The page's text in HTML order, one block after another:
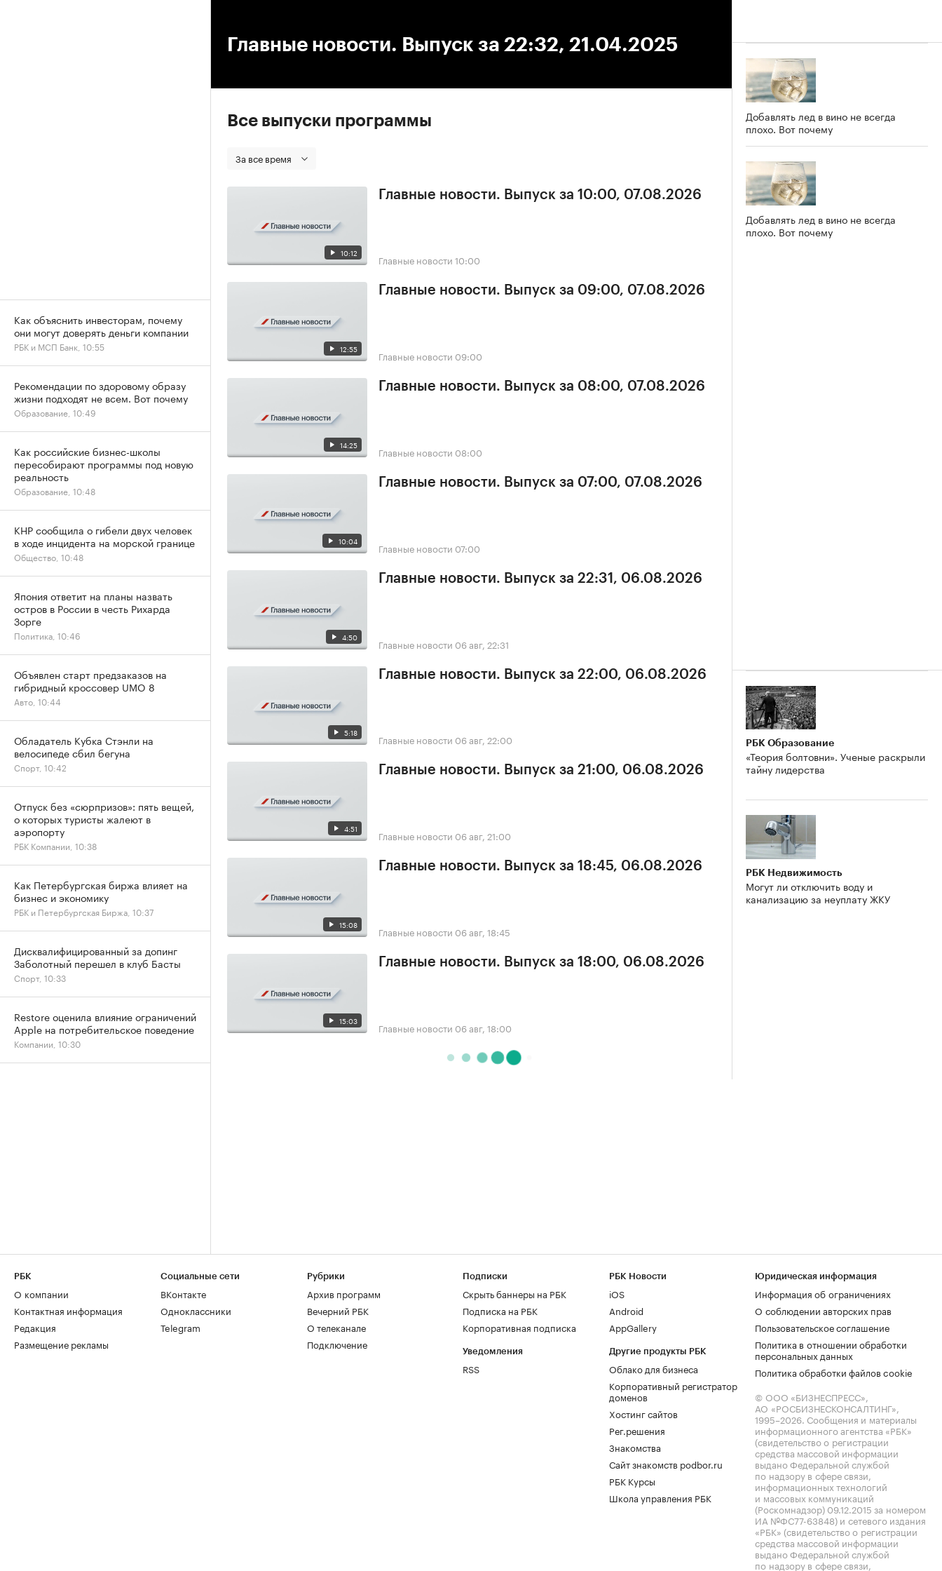
Главные новости. Выпуск за 22:32, 21.04.2025
Все выпуски программы
За все время
10:12
Главные новости. Выпуск за 10:00, 07.08.2026
Главные новости 10:00
12:55
Главные новости. Выпуск за 09:00, 07.08.2026
Главные новости 09:00
14:25
Главные новости. Выпуск за 08:00, 07.08.2026
Главные новости 08:00
10:04
Главные новости. Выпуск за 07:00, 07.08.2026
Главные новости 07:00
4:50
Главные новости. Выпуск за 22:31, 06.08.2026
Главные новости 06 авг, 22:31
5:18
Главные новости. Выпуск за 22:00, 06.08.2026
Главные новости 06 авг, 22:00
4:51
Главные новости. Выпуск за 21:00, 06.08.2026
Главные новости 06 авг, 21:00
15:08
Главные новости. Выпуск за 18:45, 06.08.2026
Главные новости 06 авг, 18:45
15:03
Главные новости. Выпуск за 18:00, 06.08.2026
Главные новости 06 авг, 18:00
Добавлять лед в вино не всегда
плохо. Вот почему
Добавлять лед в вино не всегда
плохо. Вот почему
РБК Образование
«Теория болтовни». Ученые раскрыли
тайну лидерства
РБК Недвижимость
Могут ли отключить воду и
канализацию за неуплату ЖКУ
Как объяснить инвесторам, почему
они могут доверять деньги компании
РБК и МСП Банк, 10:55
Рекомендации по здоровому образу
жизни подходят не всем. Вот почему
Образование, 10:49
Как российские бизнес-школы
пересобирают программы под новую
реальность
Образование, 10:48
КНР сообщила о гибели двух человек
в ходе инцидента на морской границе
Общество, 10:48
Япония ответит на планы назвать
остров в России в честь Рихарда
Зорге
Политика, 10:46
Объявлен старт предзаказов на
гибридный кроссовер UMO 8
Авто, 10:44
Обладатель Кубка Стэнли на
велосипеде сбил бегуна
Спорт, 10:42
Отпуск без «сюрпризов»: пять вещей,
о которых туристы жалеют в
аэропорту
РБК Компании, 10:38
Как Петербургская биржа влияет на
бизнес и экономику
РБК и Петербургская Биржа, 10:37
Дисквалифицированный за допинг
Заболотный перешел в клуб Басты
Спорт, 10:33
Restore оценила влияние ограничений
Apple на потребительское поведение
Компании, 10:30
РБК
О компании
Контактная информация
Редакция
Размещение рекламы
Социальные сети
ВКонтакте
Одноклассники
Telegram
Рубрики
Архив программ
Вечерний РБК
О телеканале
Подключение
Подписки
Скрыть баннеры на РБК
Подписка на РБК
Корпоративная подписка
Уведомления
RSS
РБК Новости
iOS
Android
AppGallery
Другие продукты РБК
Облако для бизнеса
Корпоративный регистратор
доменов
Хостинг сайтов
Рег.решения
Знакомства
Сайт знакомств podbor.ru
РБК Курсы
Школа управления РБК
Юридическая информация
Информация об ограничениях
О соблюдении авторских прав
Пользовательское соглашение
Политика в отношении обработки
персональных данных
Политика обработки файлов cookie
© ООО «БИЗНЕСПРЕСС»,
АО «РОСБИЗНЕСКОНСАЛТИНГ»,
1995–2026. Сообщения и материалы
информационного агентства «РБК»
(свидетельство о регистрации
средства массовой информации
выдано Федеральной службой
по надзору в сфере связи,
информационных технологий
и массовых коммуникаций
(Роскомнадзор) 09.12.2015 за номером
ИА №ФС77-63848) и сетевого издания
«РБК» (свидетельство о регистрации
средства массовой информации
выдано Федеральной службой
по надзору в сфере связи,